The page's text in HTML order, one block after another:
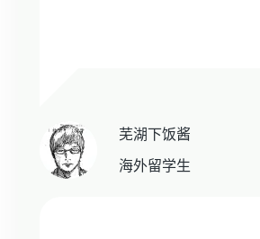
芜湖下饭酱
海外留学生